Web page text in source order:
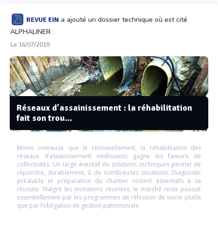
REVUE EIN a ajouté un dossier technique où est cité
ALPHALINER
Le 16/07/2019
Réseaux d’assainissement : la réhabilitation
fait son trou...
Moins onéreuse que le renouvellement, la réhabilitation des
réseaux d’assainissement vieillissants gagne les faveurs de
collectivités. Un large éventail de solutions techniques permet de
répondre, durablement, à de nombreuses situations. Diagnostic
préalable et préparation du chantier restent essentiels à sa
réussite. Malgré les incitations récentes, le marché reste poussé
essentiellement par les programmes de réfection de voirie plutôt
que par l’obligation de gestion patrimoniale.